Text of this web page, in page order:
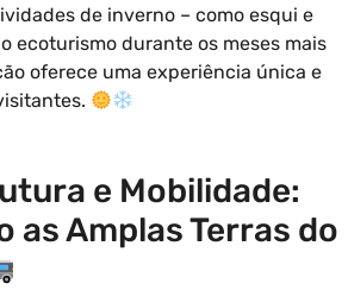
de inverno – como esqui e
ecoturismo durante os meses mais
oferece uma experiência única e
e Mobilidade:
as Amplas Terras do